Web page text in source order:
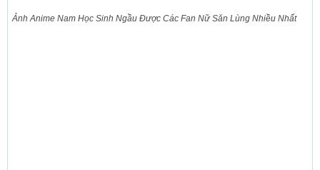
Ảnh Anime Nam Học Sinh Ngầu Được Các Fan Nữ Săn Lùng Nhiều Nhất